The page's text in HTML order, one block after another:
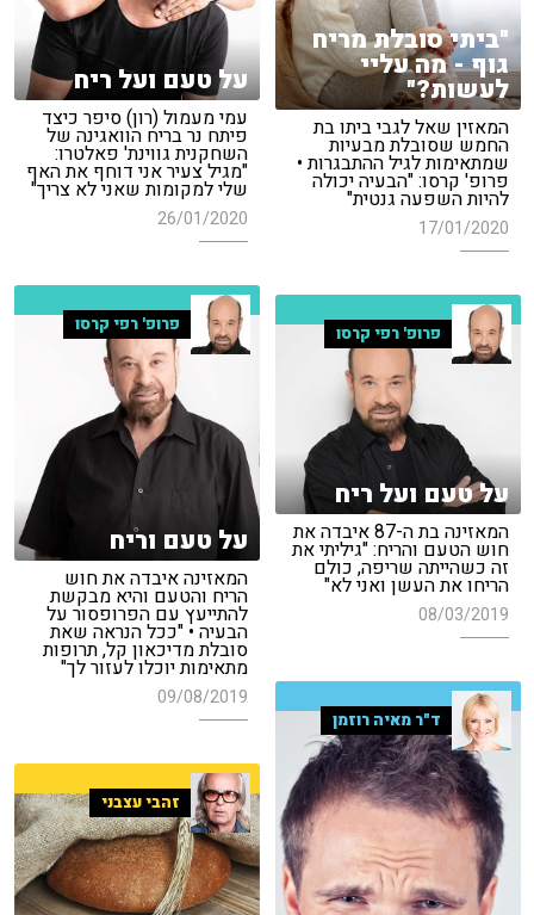
על טעם ועל ריח
עמי מעמול (רון) סיפר כיצד
פיתח נר בריח הוואגינה של
השחקנית גווינת' פאלטרו:
"מגיל צעיר אני דוחף את האף
שלי למקומות שאני לא צריך"
26/01/2020
"ביתי סובלת מריח
גוף - מה עליי
לעשות?"
המאזין שאל לגבי ביתו בת
החמש שסובלת מבעיות
שמתאימות לגיל ההתבגרות •
פרופ' קרסו: "הבעיה יכולה
להיות השפעה גנטית"
17/01/2020
פרופ' רפי קרסו
על טעם וריח
המאזינה איבדה את חוש
הריח והטעם והיא מבקשת
להתייעץ עם הפרופסור על
הבעיה • "ככל הנראה שאת
סובלת מדיכאון קל, תרופות
מתאימות יוכלו לעזור לך"
09/08/2019
פרופ' רפי קרסו
על טעם ועל ריח
המאזינה בת ה-87 איבדה את
חוש הטעם והריח: "גיליתי את
זה כשהייתה שריפה, כולם
הריחו את העשן ואני לא"
08/03/2019
ד"ר מאיה רוזמן
זהבי עצבני